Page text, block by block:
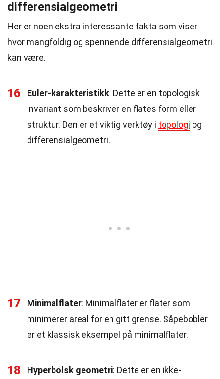
differensialgeometri
Her er noen ekstra interessante fakta som viser
hvor mangfoldig og spennende differensialgeometri
kan være.
16 Euler-karakteristikk: Dette er en topologisk
invariant som beskriver en flates form eller
struktur. Den er et viktig verktøy i topologi og
differensialgeometri.
17 Minimalflater: Minimalflater er flater som
minimerer areal for en gitt grense. Såpebobler
er et klassisk eksempel på minimalflater.
18 Hyperbolsk geometri: Dette er en ikke-